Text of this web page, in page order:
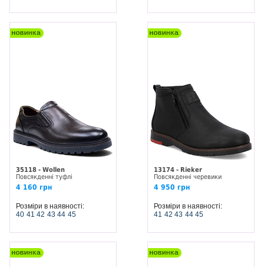
35118 - Wollen
Повсякденні туфлі
4 160 грн
Розміри в наявності:
40 41 42 43 44 45
13174 - Rieker
Повсякденні черевики
4 950 грн
Розміри в наявності:
41 42 43 44 45